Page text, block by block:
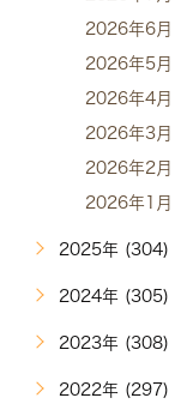
2026年6
2026年5
2026年4
2026年3
2026年2
2026年1
2025年 (304)
2024年 (305)
2023年 (308)
2022年 (297)